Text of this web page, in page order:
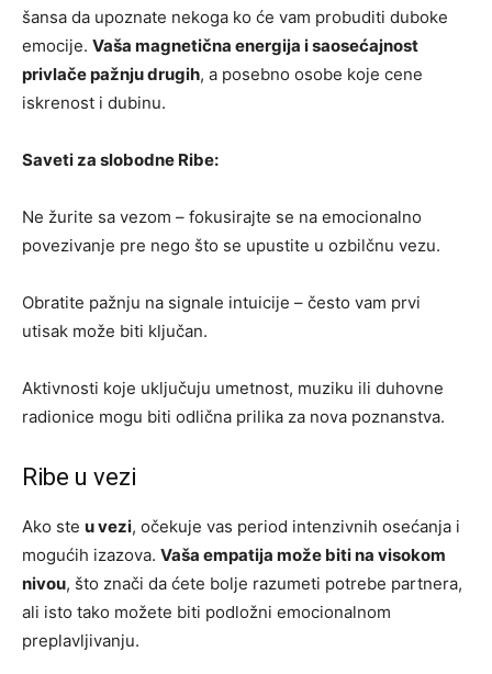
šansa da upoznate nekoga ko će vam probuditi duboke
emocije. Vaša magnetična energija i saosećajnost
privlače pažnju drugih, a posebno osobe koje cene
iskrenost i dubinu.
Saveti za slobodne Ribe:
Ne žurite sa vezom – fokusirajte se na emocionalno
povezivanje pre nego što se upustite u ozbilčnu vezu.
Obratite pažnju na signale intuicije – često vam prvi
utisak može biti ključan.
Aktivnosti koje uključuju umetnost, muziku ili duhovne
radionice mogu biti odlična prilika za nova poznanstva.
Ribe u vezi
Ako ste u vezi, očekuje vas period intenzivnih osećanja i
mogućih izazova. Vaša empatija može biti na visokom
nivou, što znači da ćete bolje razumeti potrebe partnera,
ali isto tako možete biti podložni emocionalnom
preplavljivanju.